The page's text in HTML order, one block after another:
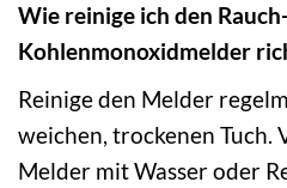
Wie reinige ich den
Kohlenmonoxidmelder
Reinige den Melder
weichen, trockenen Tuch.
Melder mit Wasser oder